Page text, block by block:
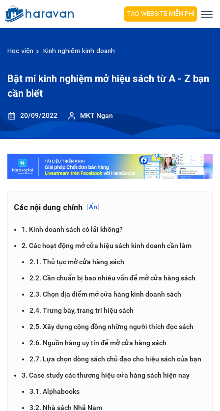
TẠO WEBSITE MIỄN PHÍ
Học viện Kinh nghiệm kinh doanh
Bật mí kinh nghiệm mở hiệu sách từ A - Z bạn
cần biết
20/09/2022 MKT Ngan
Các nội dung chính [Ẩn]
1. Kinh doanh sách có lãi không?
2. Các hoạt động mở cửa hiệu sách kinh doanh cần làm
2.1. Thủ tục mở cửa hàng sách
2.2. Cần chuẩn bị bao nhiêu vốn để mở cửa hàng sách
2.3. Chọn địa điểm mở cửa hàng kinh doanh sách
2.4. Trưng bày, trang trí hiệu sách
2.5. Xây dựng cộng đồng những người thích đọc sách
2.6. Nguồn hàng uy tín để mở cửa hàng sách
2.7. Lựa chọn dòng sách chủ đạo cho hiệu sách của bạn
3. Case study các thương hiệu cửa hàng sách hiện nay
3.1. Alphabooks
3.2. Nhà sách Nhã Nam